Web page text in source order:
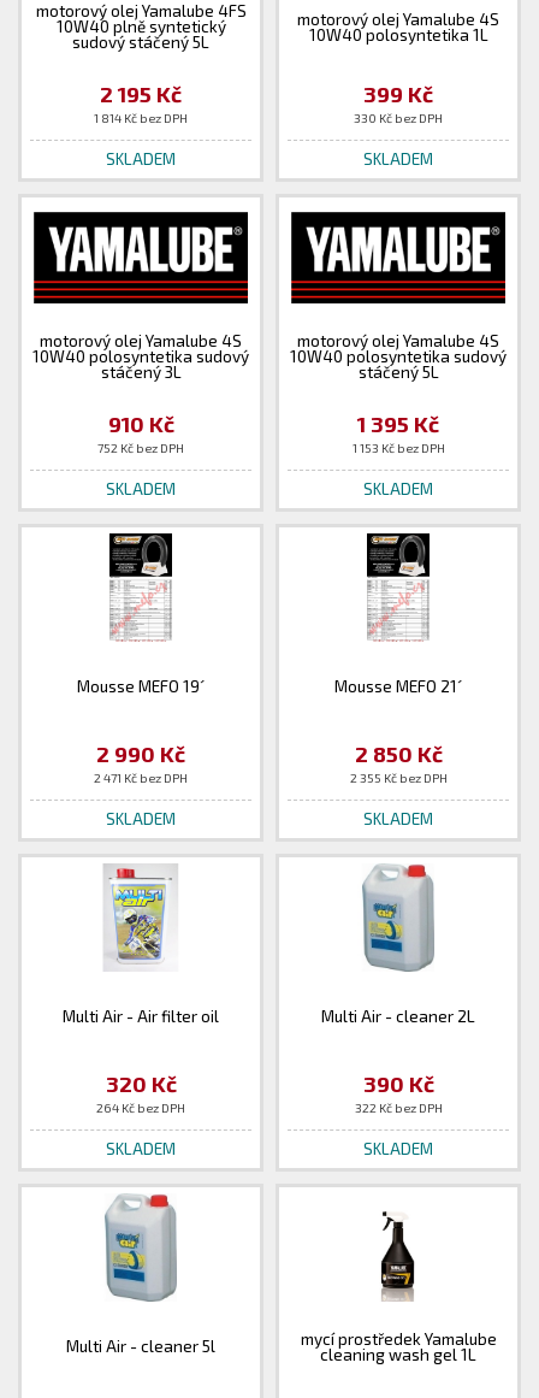
motorový olej Yamalube 4FS
10W40 plně syntetický
sudový stáčený 5L
2 195 Kč
1 814 Kč bez DPH
SKLADEM
motorový olej Yamalube 4S
10W40 polosyntetika 1L
399 Kč
330 Kč bez DPH
SKLADEM
motorový olej Yamalube 4S
10W40 polosyntetika sudový
stáčený 3L
910 Kč
752 Kč bez DPH
SKLADEM
motorový olej Yamalube 4S
10W40 polosyntetika sudový
stáčený 5L
1 395 Kč
1 153 Kč bez DPH
SKLADEM
Mousse MEFO 19´
2 990 Kč
2 471 Kč bez DPH
SKLADEM
Mousse MEFO 21´
2 850 Kč
2 355 Kč bez DPH
SKLADEM
Multi Air - Air filter oil
320 Kč
264 Kč bez DPH
SKLADEM
Multi Air - cleaner 2L
390 Kč
322 Kč bez DPH
SKLADEM
Multi Air - cleaner 5l
mycí prostředek Yamalube
cleaning wash gel 1L